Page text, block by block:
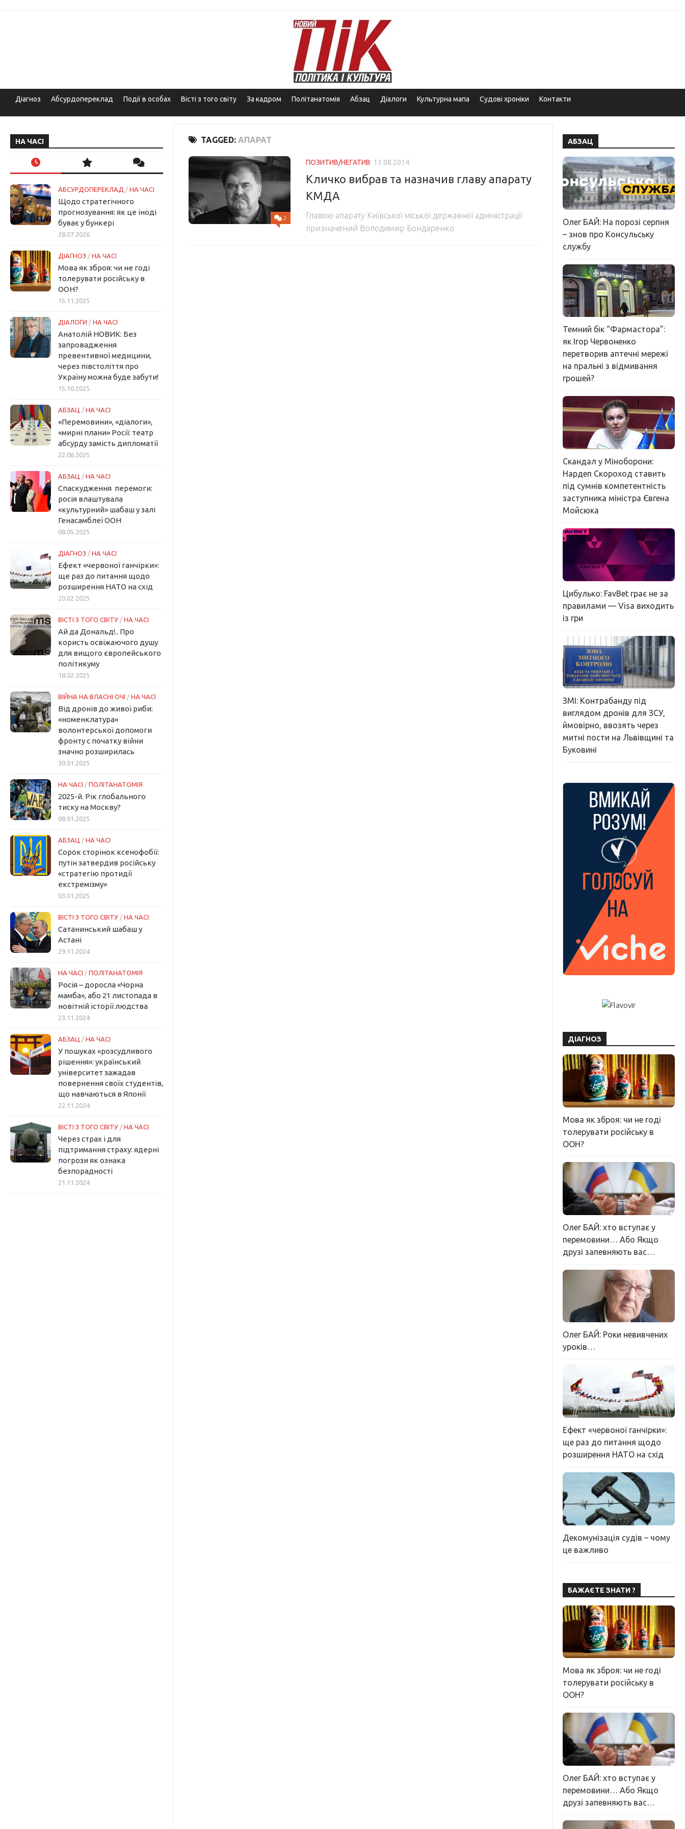
Діагноз Абсурдопереклад Події в особах Вісті з того світу За кадром Політанатомія Абзац Діалоги Культурна мапа Судові хроніки Контакти
TAGGED: АПАРАТ
2
ПОЗИТИВ/НЕГАТИВ 13.08.2014
Кличко вибрав та назначив главу апарату
КМДА
Главою апарату Київської міської державної адміністрації
призначений Володимир Бондаренко
НА ЧАСІ
АБСУРДОПЕРЕКЛАД / НА ЧАСІ
Щодо стратегічного
прогнозування: як це іноді
буває у бункері
28.07.2026
ДІАГНОЗ / НА ЧАСІ
Мова як зброя: чи не годі
толерувати російську в
ООН?
15.11.2025
ДІАЛОГИ / НА ЧАСІ
Анатолій НОВИК: Без
запровадження
превентивної медицини,
через півстоліття про
Україну можна буде забути!
15.10.2025
АБЗАЦ / НА ЧАСІ
«Перемовини», «діалоги»,
«мирні плани» Росії: театр
абсурду замість дипломатії
22.06.2025
АБЗАЦ / НА ЧАСІ
Спаскудження перемоги:
росія влаштувала
«культурний» шабаш у залі
Генасамблеї ООН
08.05.2025
ДІАГНОЗ / НА ЧАСІ
Ефект «червоної ганчірки»:
ще раз до питання щодо
розширення НАТО на схід
20.02.2025
ВІСТІ З ТОГО СВІТУ / НА ЧАСІ
Ай да Дональд!.. Про
користь освіжаючого душу
для вищого європейського
політикуму
18.02.2025
ВІЙНА НА ВЛАСНІ ОЧІ / НА ЧАСІ
Від дронів до живої риби:
«номенклатура»
волонтерської допомоги
фронту с початку війни
значно розширилась
30.01.2025
НА ЧАСІ / ПОЛІТАНАТОМІЯ
2025-й. Рік глобального
тиску на Москву?
08.01.2025
АБЗАЦ / НА ЧАСІ
Сорок сторінок ксенофобії:
путін затвердив російську
«стратегію протидії
екстремізму»
03.01.2025
ВІСТІ З ТОГО СВІТУ / НА ЧАСІ
Сатанинський шабаш у
Астані
29.11.2024
НА ЧАСІ / ПОЛІТАНАТОМІЯ
Росія – доросла «Чорна
мамба», або 21 листопада в
новітній історії людства
23.11.2024
АБЗАЦ / НА ЧАСІ
У пошуках «розсудливого
рішення»: український
університет зажадав
повернення своїх студентів,
що навчаються в Японії
22.11.2024
ВІСТІ З ТОГО СВІТУ / НА ЧАСІ
Через страх і для
підтримання страху: ядерні
погрози як ознака
безпорадності
21.11.2024
АБЗАЦ
Олег БАЙ: На порозі серпня
– знов про Консульську
службу
Темний бік “Фармастора”:
як Ігор Червоненко
перетворив аптечні мережі
на пральні з відмивання
грошей?
Скандал у Міноборони:
Нардеп Скороход ставить
під сумнів компетентність
заступника міністра Євгена
Мойсюка
Цибулько: FavBet грає не за
правилами — Visa виходить
із гри
ЗМІ: Контрабанду під
виглядом дронів для ЗСУ,
ймовірно, ввозять через
митні пости на Львівщині та
Буковині
ДІАГНОЗ
Мова як зброя: чи не годі
толерувати російську в
ООН?
Олег БАЙ: хто вступає у
перемовини… Або Якщо
друзі запевняють вас…
Олег БАЙ: Роки невивчених
уроків…
Ефект «червоної ганчірки»:
ще раз до питання щодо
розширення НАТО на схід
Декомунізація судів – чому
це важливо
БАЖАЄТЕ ЗНАТИ ?
Мова як зброя: чи не годі
толерувати російську в
ООН?
Олег БАЙ: хто вступає у
перемовини… Або Якщо
друзі запевняють вас…